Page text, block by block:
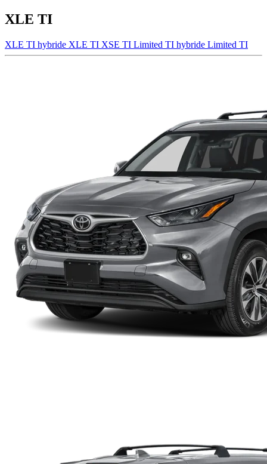
XLE TI
XLE TI hybride XLE TI XSE TI Limited TI hybride Limited TI